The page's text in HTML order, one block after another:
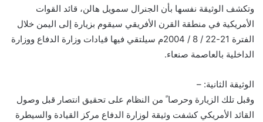
وتكشف الوثيقة نفسها بأن الجنرال سمويل هالن، قائد القوات
الأمريكية في منطقة القرن الأفريقي سيقوم بزيارة إلى اليمن خلال
الفترة 21-22 / 8 / 2004م سيلتقي فيها قيادات وزارة الدفاع ووزارة
الداخلية بالعاصمة صنعاء.
الوثيقة الثانية: –
وقبل تلك الزيارة وحرصا ً من النظام على تحقيق انتصار قبل وصول
القائد الأمريكي كشفت وثيقة لوزارة الدفاع مركز القيادة والسيطرة